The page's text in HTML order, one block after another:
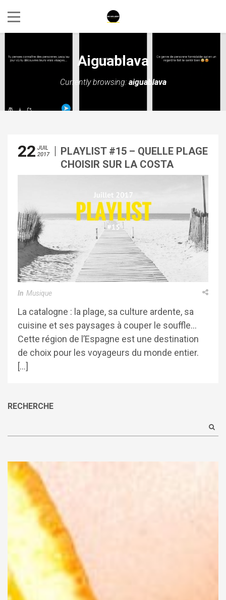
Aiguablava
Currently browsing: aiguablava
22 JUIL
2017
PLAYLIST #15 – QUELLE PLAGE
CHOISIR SUR LA COSTA
BRAVA
In Musique
La catalogne : la plage, sa culture ardente, sa
cuisine et ses paysages à couper le souffle…
Cette région de l’Espagne est une destination
de choix pour les voyageurs du monde entier.
[…]
RECHERCHE